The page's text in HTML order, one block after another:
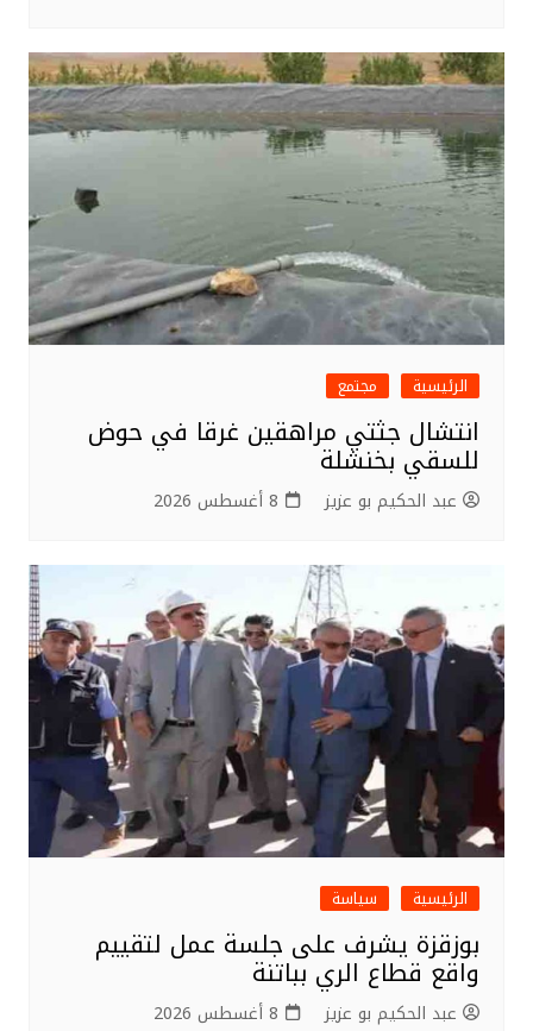
الرئيسية مجتمع
انتشال جثتي مراهقين غرقا في حوض
للسقي بخنشلة
عبد الحكيم بو عزيز 8 أغسطس 2026
الرئيسية سياسة
بوزقزة يشرف على جلسة عمل لتقييم
واقع قطاع الري بباتنة
عبد الحكيم بو عزيز 8 أغسطس 2026